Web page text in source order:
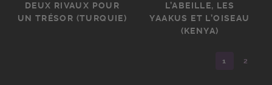
DEUX RIVAUX POUR
UN TRÉSOR (TURQUIE)
L’ABEILLE, LES
YAAKUS ET L’OISEAU
(KENYA)
1 2